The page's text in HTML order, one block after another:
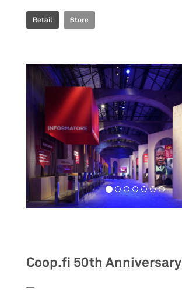
Retail Store
Coop.fi 50th Anniversary